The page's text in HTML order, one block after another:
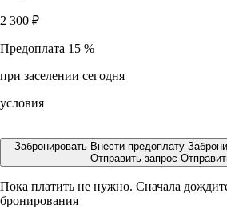
2 300 ₽
Предоплата 15 %
при заселении сегодня
условия
Забронировать Внести предоплату
Отправить запрос
Пока платить не нужно. Сначала
бронирования